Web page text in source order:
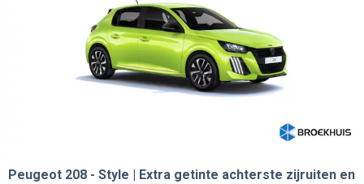
Peugeot 208
Style | Extra getinte achterste zijruiten en